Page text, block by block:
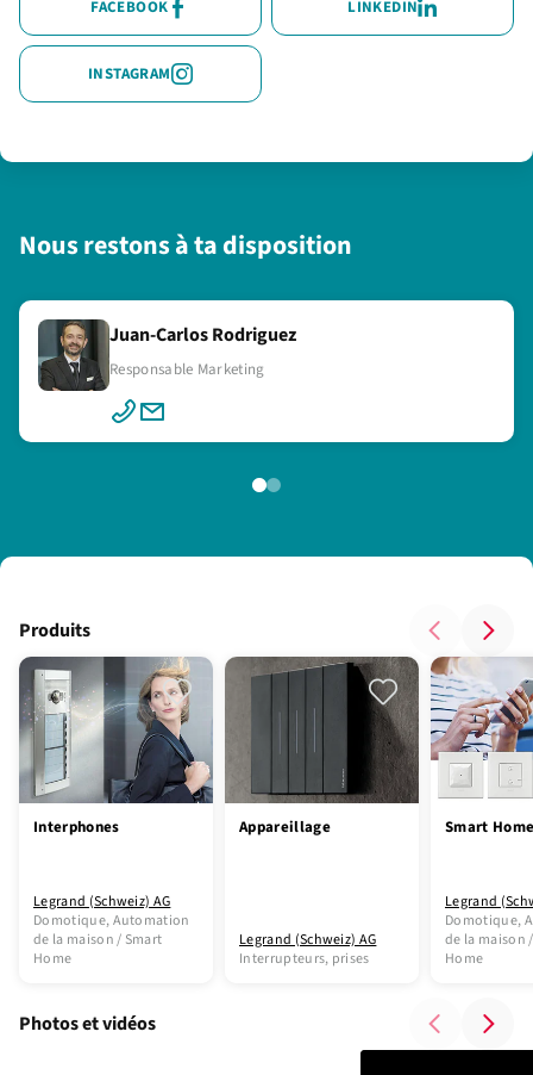
FACEBOOK LINKEDIN
INSTAGRAM
Nous restons à ta disposition
Juan-Carlos Rodriguez
Responsable Marketing
Interphones
Legrand (Schweiz) AG
Domotique, Automation
de la maison / Smart
Home
Appareillage
Legrand (Schweiz) AG
Interrupteurs, prises
Smart
Legrand
Domotique,
de la maison
Home
Produits
Photos et vidéos